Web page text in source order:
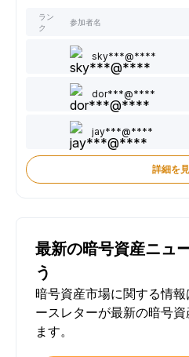
ラン
ク
参加者名
sky***@****
dor***@****
jay***@****
詳細を
最新の暗号資産ニュ
う
暗号資産市場に関する情
ースレターが最新の暗号
ます。